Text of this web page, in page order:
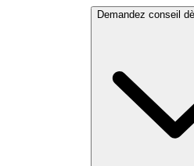
Demandez conseil